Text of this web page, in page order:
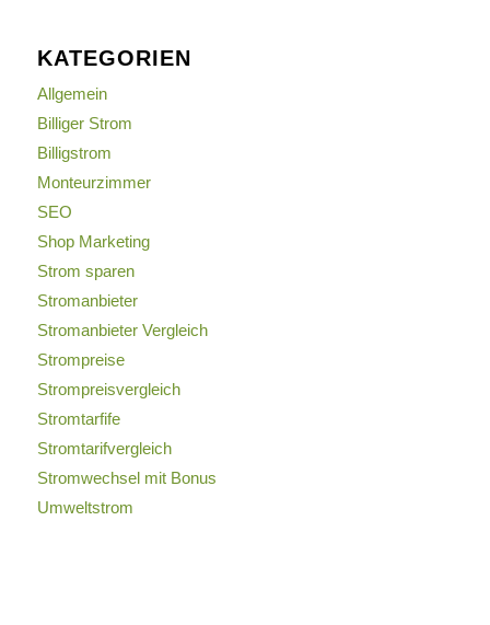
KATEGORIEN
Allgemein
Billiger Strom
Billigstrom
Monteurzimmer
SEO
Shop Marketing
Strom sparen
Stromanbieter
Stromanbieter Vergleich
Strompreise
Strompreisvergleich
Stromtarfife
Stromtarifvergleich
Stromwechsel mit Bonus
Umweltstrom